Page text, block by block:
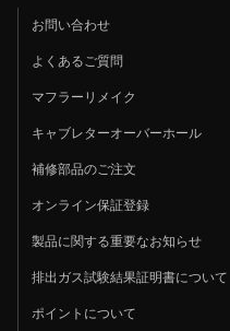
お問い合わせ
よくあるご質問
マフラーリメイク
キャブレターオーバーホール
補修部品のご注文
オンライン保証登録
製品に関する重要なお知らせ
排出ガス試験結果証明書について
ポイントについて